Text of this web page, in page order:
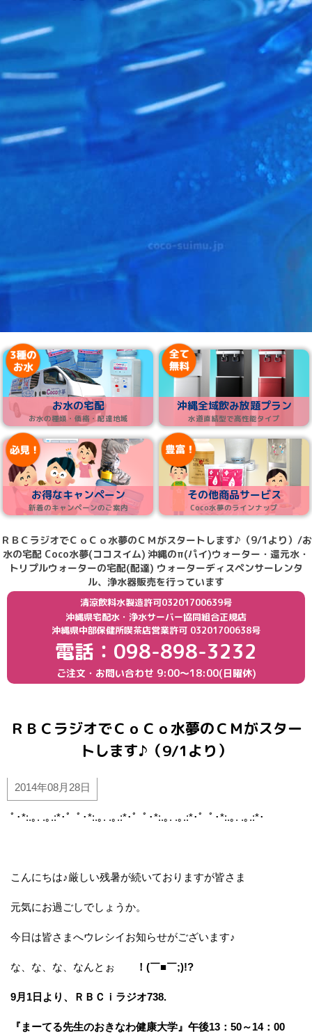
お水の宅配
お水の種類・価格・配達地域
沖縄全域飲み放題プラン
水道直結型で高性能タイプ
お得なキャンペーン
新着のキャンペーンのご案内
その他商品サービス
Coco水夢のラインナップ
ＲＢＣラジオでＣｏＣｏ水夢のＣＭがスタートします♪（9/1より）/お
水の宅配 Coco水夢(ココスイム) 沖縄のπ(パイ)ウォーター・還元水・
トリプルウォーターの宅配(配達) ウォーターディスペンサーレンタ
ル、浄水器販売を行っています
清涼飲料水製造許可03201700639号
沖縄県宅配水・浄水サーバー協同組合正規店
沖縄県中部保健所喫茶店営業許可 03201700638号
電話：098-898-3232
ご注文・お問い合わせ 9:00〜18:00(日曜休)
ＲＢＣラジオでＣｏＣｏ水夢のＣＭがスター
トします♪（9/1より）
2014年08月28日
ﾟ･*:.｡. .｡.:*･゜ﾟ･*:.｡. .｡.:*･゜ﾟ･*:.｡. .｡.:*･゜ﾟ･*:.｡. .｡.:*･
こんにちは♪厳しい残暑が続いておりますが皆さま
元気にお過ごしでしょうか。
今日は皆さまへウレシイお知らせがございます♪
な、な、な、なんとぉ ！(￣■￣;)!?
9月1日より、ＲＢＣｉラジオ738.
『まーてる先生のおきなわ健康大学』午後13：50～14：00